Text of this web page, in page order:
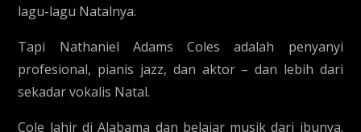
lagu-lagu Natalnya.
Tapi Nathaniel Adams Coles adalah penyanyi
profesional, pianis jazz, dan aktor – dan lebih dari
sekadar vokalis Natal.
Cole lahir di Alabama dan belajar musik dari ibunya.